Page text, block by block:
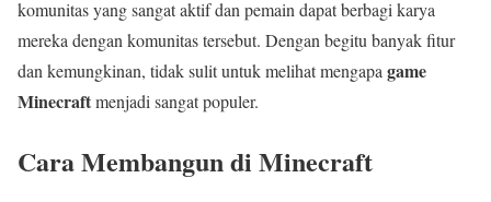
komunitas yang sangat aktif dan pemain dapat berbagi karya
mereka dengan komunitas tersebut. Dengan begitu banyak fitur
dan kemungkinan, tidak sulit untuk melihat mengapa game
Minecraftmenjadi sangat populer.
Cara Membangun di Minecraft